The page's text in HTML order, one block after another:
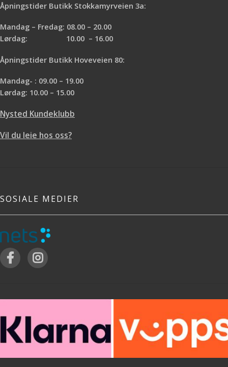
Åpningstider Butikk Stokkamyrveien 3a:
Mandag – Fredag: 08.00 – 20.00
Lørdag: 10.00 – 16.00
Åpningstider Butikk Hoveveien 80:
Mandag- : 09.00 – 19.00
Lørdag: 10.00 – 15.00
Nysted Kundeklubb
Vil du leie hos oss?
SOSIALE MEDIER